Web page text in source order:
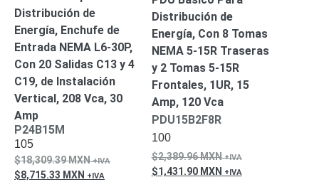
Distribución de
Energía, Enchufe de
Entrada NEMA L6-30P,
Con 20 Salidas C13 y 4
C19, de Instalación
Vertical, 208 Vca, 30
Amp
P24B15M
105
18,309.39MXN
8,715.33 MXN
Distribución de
Energía, Con 8 Tomas
NEMA 5-15R Traseras
y 2 Tomas 5-15R
Frontales, 1UR, 15
Amp, 120 Vca
PDU15B2F8R
100
2,389.96MXN
1,431.90 MXN